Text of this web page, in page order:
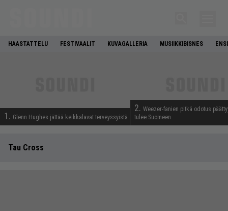
HAASTATTELU FESTIVAALIT KUVAGALLERIA MUSIIKKIBISNES
1. Glenn Hughes jättää keikkalavat terveyssyistä
2. Weezer-fanien pitkä odotus
tulee Suomeen
Tau Cross